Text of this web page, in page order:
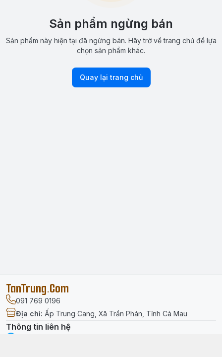
Sản phẩm ngừng bán
Sản phẩm này hiện tại đã ngừng bán. Hãy trở về trang chủ để lựa
chọn sản phẩm khác.
Quay lại trang chủ
TanTrung.Com
091 769 0196
Địa chỉ: Ấp Trung Cang, Xã Trần Phán, Tỉnh Cà Mau
Thông tin liên hệ